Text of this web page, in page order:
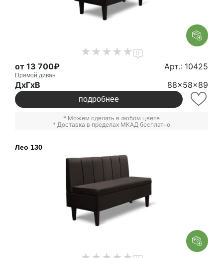
0
от 13 700₽ Арт.: 10425
Прямой диван
ДxГxВ 88x58x89
подробнее
* Можем сделать в любом цвете
* Доставка в пределах МКАД бесплатно
Лео 130